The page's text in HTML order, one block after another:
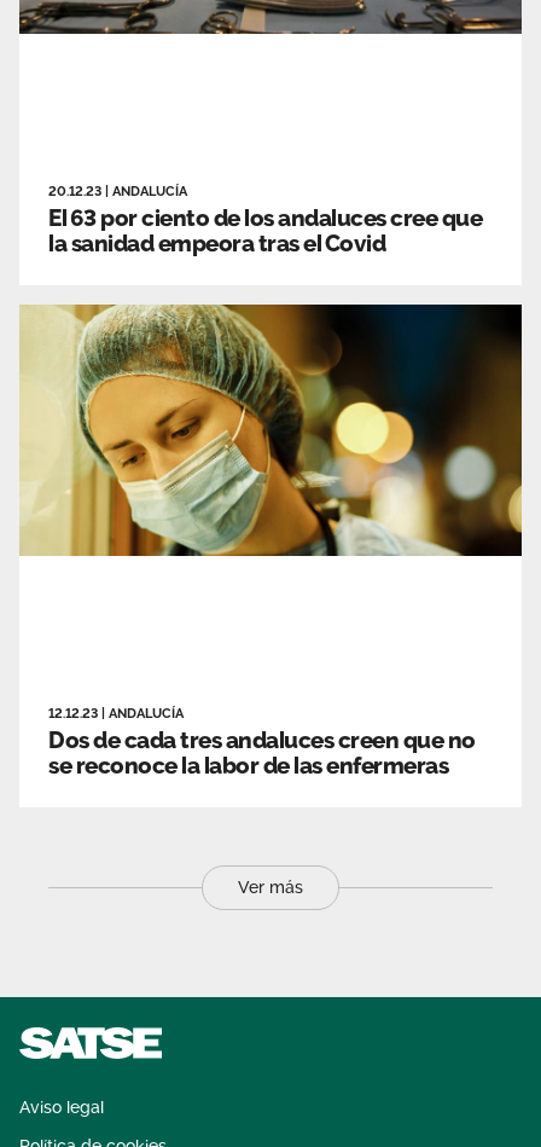
20.12.23 ANDALUCÍA
El 63 por ciento de los andaluces cree que
la sanidad empeora tras el Covid
12.12.23 ANDALUCÍA
Dos de cada tres andaluces creen que no
se reconoce la labor de las enfermeras
Ver más
Aviso legal